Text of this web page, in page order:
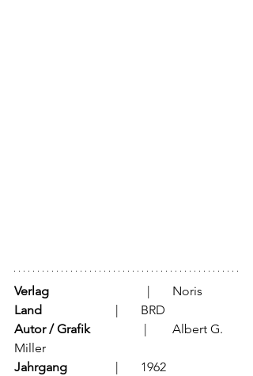
Verlag
			  |	Noris
Land
			  |	BRD
Autor / Grafik
	           |	Albert G.
Miller
Jahrgang
		  |	1962